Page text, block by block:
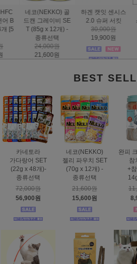
하겐 캣잇 센시스
2.0 슈퍼 서킷
30,000원
19,900원
도트캣 인피니티
스크래처 83cm 초
32,000원
25,900원
스마
나인케
BEST
카네토라
가다랑어 SET
(22g x 48개)-
종류선택
72,000원
56,900원
네코(NEKKO)
젤리 파우치 SET
(70g x 12개) -
종류선택
21,600원
15,600원
완피
참
+